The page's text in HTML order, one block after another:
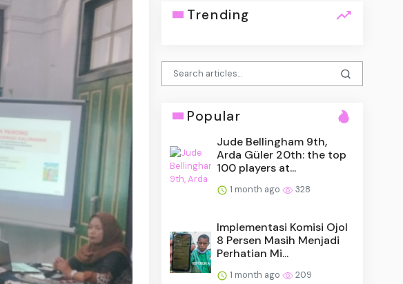
Trending
Popular
Jude Bellingham 9th,
Arda Güler 20th: the top
100 players at...
1 month ago 328
Implementasi Komisi Ojol
8 Persen Masih Menjadi
Perhatian Mi...
1 month ago 209